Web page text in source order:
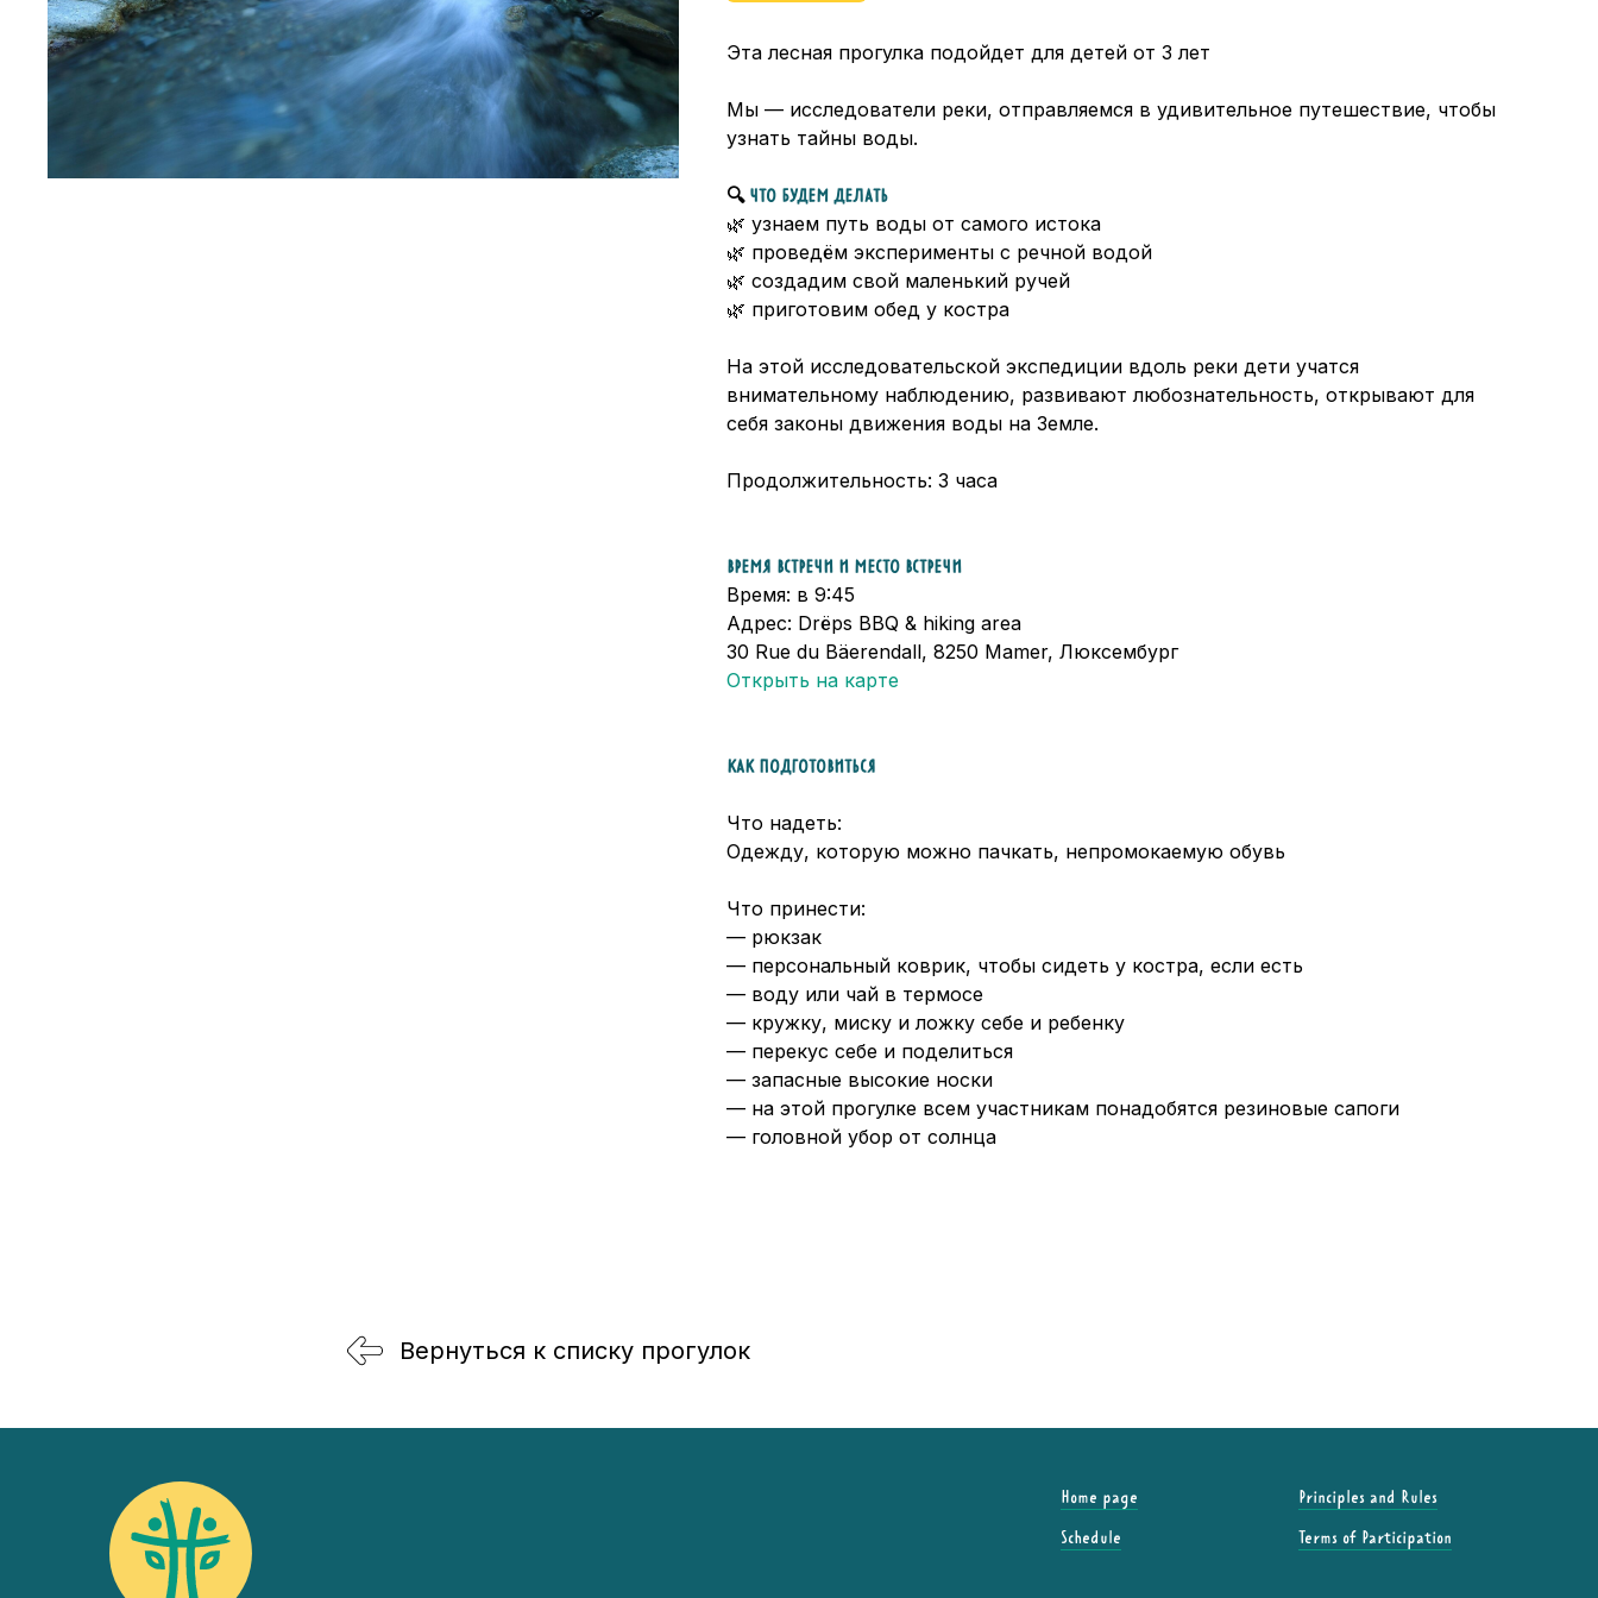
Эта лесная прогулка подойдет для детей от 3 лет
Мы — исследователи реки, отправляемся в удивительное путешествие, чтобы
узнать тайны воды.
🔍 ЧТО БУДЕМ ДЕЛАТЬ
🌿 узнаем путь воды от самого истока
🌿 проведём эксперименты с речной водой
🌿 создадим свой маленький ручей
🌿 приготовим обед у костра
На этой исследовательской экспедиции вдоль реки дети учатся
внимательному наблюдению, развивают любознательность, открывают для
себя законы движения воды на Земле.
Продолжительность: 3 часа
ВРЕМЯ ВСТРЕЧИ И МЕСТО ВСТРЕЧИ
Время: в 9:45
Адрес: Drëps BBQ & hiking area
30 Rue du Bäerendall, 8250 Mamer, Люксембург
Открыть на карте
КАК ПОДГОТОВИТЬСЯ
Что надеть:
Одежду, которую можно пачкать, непромокаемую обувь
Что принести:
— рюкзак
— персональный коврик, чтобы сидеть у костра, если есть
— воду или чай в термосе
— кружку, миску и ложку себе и ребенку
— перекус себе и поделиться
— запасные высокие носки
— на этой прогулке всем участникам понадобятся резиновые сапоги
— головной убор от солнца
Вернуться к списку прогулок
Home page
Schedule
Principles and Rules
Terms of Participation